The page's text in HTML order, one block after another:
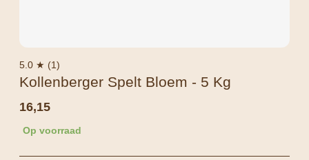
5.0 ★ (1)
Kollenberger Spelt Bloem - 5 Kg
16,15
Op voorraad